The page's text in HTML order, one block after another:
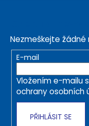
Nezmeškejte žádné
E-mail
Vložením e-mailu
ochrany osobních
PŘIHLÁSIT SE